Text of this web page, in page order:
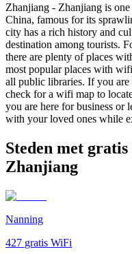
Zhanjiang - Zhanjiang is
China, famous for its
city has a rich history and
destination among tourists.
there are plenty of places
most popular places with
all public libraries. If you
check for a wifi map to
you are here for business or
with your loved ones while
Steden met
Zhanjiang
Nanning
427 gratis WiFi